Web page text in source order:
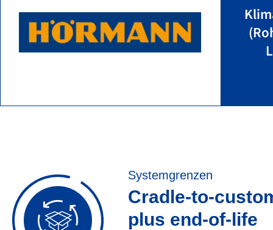
Systemgrenzen
Cradle-to-
plus end-of-life